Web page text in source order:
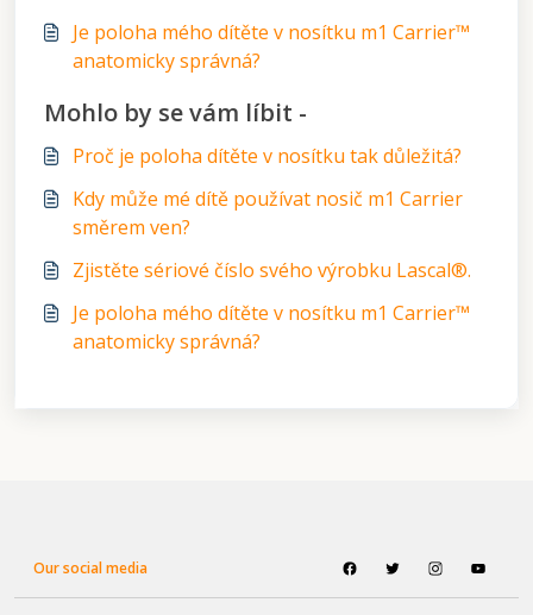
Je poloha mého dítěte v nosítku m1 Carrier™
anatomicky správná?
Mohlo by se vám líbit -
Proč je poloha dítěte v nosítku tak důležitá?
Kdy může mé dítě používat nosič m1 Carrier
směrem ven?
Zjistěte sériové číslo svého výrobku Lascal®.
Je poloha mého dítěte v nosítku m1 Carrier™
anatomicky správná?
Our social media